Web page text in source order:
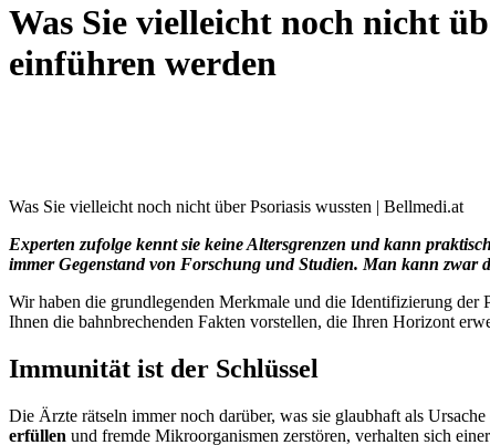
Was Sie vielleicht noch nicht
einführen werden
Was Sie vielleicht noch nicht über Psoriasis wussten | Bellmedi.at
Experten zufolge kennt sie keine Altersgrenzen und kann
immer Gegenstand von Forschung und Studien. Man kann zwar
Wir haben die grundlegenden Merkmale und die Identifizierung der
Ihnen die bahnbrechenden Fakten vorstellen, die Ihren Horizont
Immunität ist der Schlüssel
Die Ärzte rätseln immer noch darüber, was sie glaubhaft als
erfüllen und fremde Mikroorganismen zerstören, verhalten sich